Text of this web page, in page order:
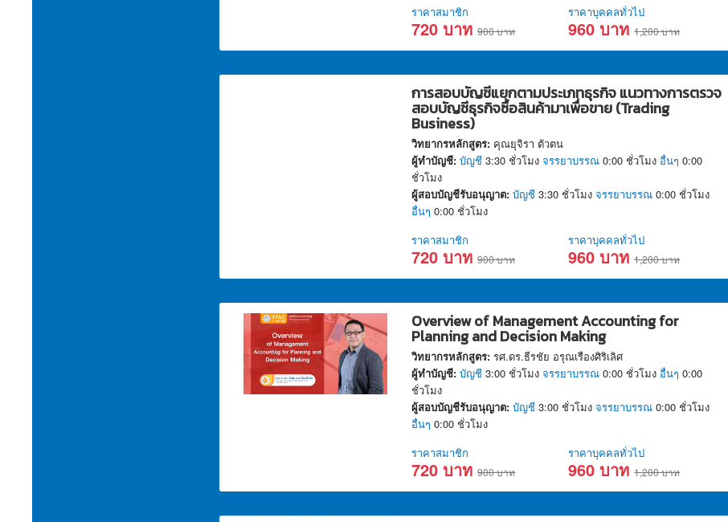
ราคาสมาชิก
720 บาท900 บาท
ราคาบุคคลทั่วไป
960 บาท1,200 บาท
การสอบบัญชีแยกตามประเภทธุรกิจ แนวทางการตรวจ
สอบบัญชีธุรกิจซื้อสินค้ามาเพื่อขาย (Trading
Business)
วิทยากรหลักสูตร: คุณยุจิรา ตัวตน
ผู้ทำบัญชี: บัญชี 3:30 ชั่วโมงจรรยาบรรณ 0:00 ชั่วโมง อื่นๆ 0:00
ชั่วโมง
ผู้สอบบัญชีรับอนุญาต: บัญชี 3:30 ชั่วโมงจรรยาบรรณ 0:00 ชั่วโมง
อื่นๆ 0:00 ชั่วโมง
ราคาสมาชิก
720 บาท900 บาท
ราคาบุคคลทั่วไป
960 บาท1,200 บาท
Overview of Management Accounting for
Planning and Decision Making
วิทยากรหลักสูตร: รศ.ดร.ธีรชัย อรุณเรืองศิริเลิศ
ผู้ทำบัญชี: บัญชี 3:00 ชั่วโมงจรรยาบรรณ 0:00 ชั่วโมง อื่นๆ 0:00
ชั่วโมง
ผู้สอบบัญชีรับอนุญาต: บัญชี 3:00 ชั่วโมงจรรยาบรรณ 0:00 ชั่วโมง
อื่นๆ 0:00 ชั่วโมง
ราคาสมาชิก
720 บาท900 บาท
ราคาบุคคลทั่วไป
960 บาท1,200 บาท